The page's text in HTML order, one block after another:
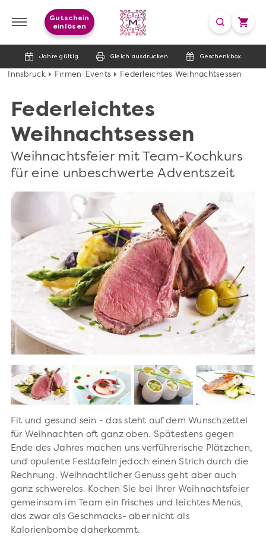
Jahre gültig Gleich ausdrucken Geschenkbox
Gutschein
einlösen
Innsbruck Firmen-Events Federleichtes Weihnachtsessen
Federleichtes
Weihnachtsessen
Weihnachtsfeier mit Team-Kochkurs
für eine unbeschwerte Adventszeit
Fit und gesund sein - das steht auf dem Wunschzettel
für Weihnachten oft ganz oben. Spätestens gegen
Ende des Jahres machen uns verführerische Plätzchen,
und opulente Festtafeln jedoch einen Strich durch die
Rechnung. Weihnachtlicher Genuss geht aber auch
ganz schwerelos. Kochen Sie bei Ihrer Weihnachtsfeier
gemeinsam im Team ein frisches und leichtes Menüs,
das zwar als Geschmacks- aber nicht als
Kalorienbombe daherkommt.